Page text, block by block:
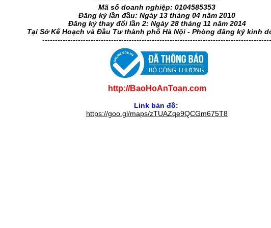
Mã số doanh nghiệp: 0104585353
Đăng ký lần đầu: Ngày 13 tháng 04 năm 2010
Đăng ký thay đổi lần 2: Ngày 28 tháng 11 năm 2014
Tại Sở Kế Hoạch và Đầu Tư thành phố Hà Nội - Phòng đăng ký kinh
------------------------------------------------------------------------------------------
http://BaoHoAnToan.com
Link bản đồ:
https://goo.gl/maps/zTUAZqe9QCGm675T8